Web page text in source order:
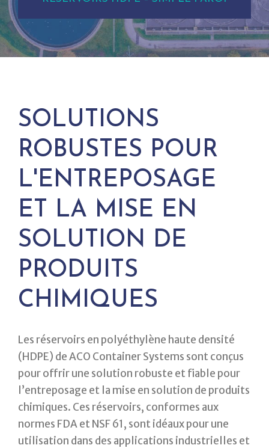
SOLUTIONS
ROBUSTES POUR
L'ENTREPOSAGE
ET LA MISE EN
SOLUTION DE
PRODUITS
CHIMIQUES
Les réservoirs en polyéthylène haute densité
(HDPE) de ACO Container Systems sont conçus
pour offrir une solution robuste et fiable pour
l’entreposage et la mise en solution de produits
chimiques. Ces réservoirs, conformes aux
normes FDA et NSF 61, sont idéaux pour une
utilisation dans des applications industrielles et